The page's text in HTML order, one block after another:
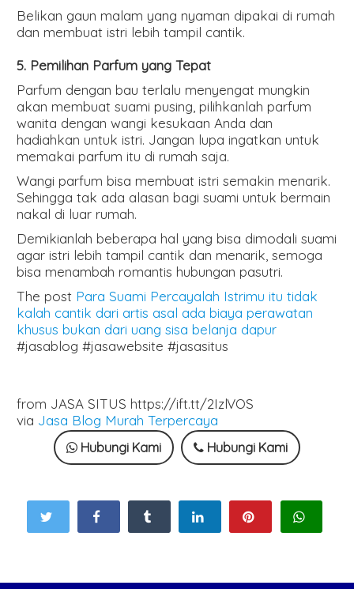
Belikan gaun malam yang nyaman dipakai di rumah
dan membuat istri lebih tampil cantik.
5. Pemilihan Parfum yang Tepat
Parfum dengan bau terlalu menyengat mungkin
akan membuat suami pusing, pilihkanlah parfum
wanita dengan wangi kesukaan Anda dan
hadiahkan untuk istri. Jangan lupa ingatkan untuk
memakai parfum itu di rumah saja.
Wangi parfum bisa membuat istri semakin menarik.
Sehingga tak ada alasan bagi suami untuk bermain
nakal di luar rumah.
Demikianlah beberapa hal yang bisa dimodali suami
agar istri lebih tampil cantik dan menarik, semoga
bisa menambah romantis hubungan pasutri.
The post Para Suami Percayalah Istrimu itu tidak
kalah cantik dari artis asal ada biaya perawatan
khusus bukan dari uang sisa belanja dapur
#jasablog #jasawebsite #jasasitus
from JASA SITUS https://ift.tt/2IzlVOS
via Jasa Blog Murah Terpercaya
Hubungi Kami Hubungi Kami